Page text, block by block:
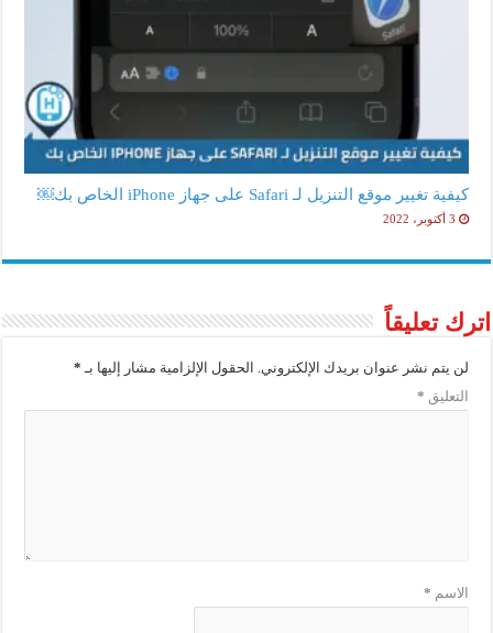
كيفية تغيير موقع التنزيل لـ Safari على جهاز iPhone الخاص بك￼
3 أكتوبر، 2022
اترك تعليقاً
لن يتم نشر عنوان بريدك الإلكتروني. الحقول الإلزامية مشار إليها بـ *
التعليق *
الاسم *